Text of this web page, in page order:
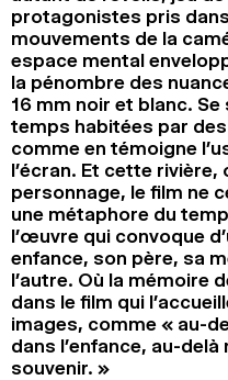
protagonistes pris
mouvements de la
espace mental
la pénombre des
16 mm noir et blanc.
temps habitées par
comme en témoigne
l’écran. Et cette
personnage, le film ne
une métaphore du
l’œuvre qui convoque
enfance, son père, sa
l’autre. Où la mémoire
dans le film qui
images, comme « au-
dans l’enfance, au-
souvenir. »